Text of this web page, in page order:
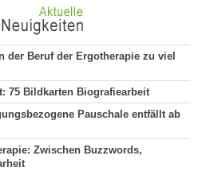
der Beruf der Ergotherapie zu viel
75 Bildkarten Biografiearbeit
Pauschale entfällt ab
Zwischen Buzzwords,